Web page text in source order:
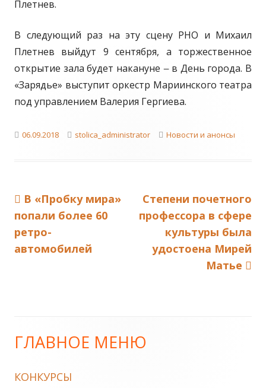
Плетнев.
В следующий раз на эту сцену РНО и Михаил
Плетнев выйдут 9 сентября, а торжественное
открытие зала будет накануне ‒ в День города. В
«Зарядье» выступит оркестр Мариинского театра
под управлением Валерия Гергиева.
Published
06.09.2018 Author
stolica_administrator Categories
Новости и анонсы
Навигация
по
записям
Previous
article:
В «Пробку мира»
попали более 60
ретро-
автомобилей
Next
article:
Степени почетного
профессора в сфере
культуры была
удостоена Мирей
Матье
Main
Sidebar
ГЛАВНОЕ МЕНЮ
КОНКУРСЫ